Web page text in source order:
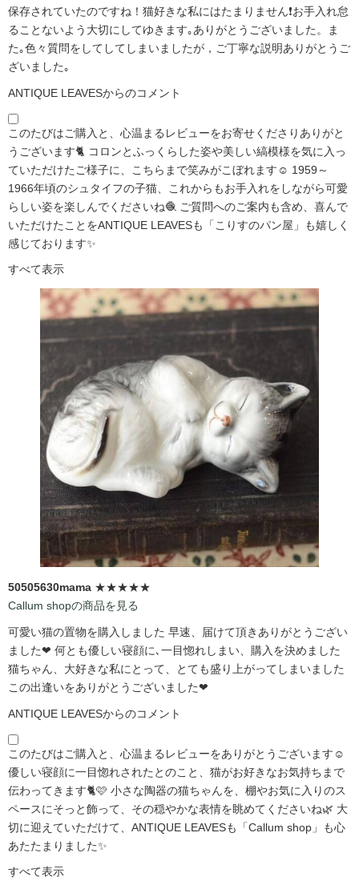
保存されていたのですね！猫好きな私にはたまりません❗️お手入れ怠
ることないよう大切にしてゆきます｡ありがとうございました。ま
た｡色々質問をしてしてしまいましたが，ご丁寧な説明ありがとうご
ざいました｡
ANTIQUE LEAVESからのコメント
このたびはご購入と、心温まるレビューをお寄せくださりありがと
うございます🐈 コロンとふっくらした姿や美しい縞模様を気に入っ
ていただけたご様子に、こちらまで笑みがこぼれます☺️ 1959～
1966年頃のシュタイフの子猫、これからもお手入れをしながら可愛
らしい姿を楽しんでくださいね🧶 ご質問へのご案内も含め、喜んで
いただけたことをANTIQUE LEAVESも「こりすのパン屋」も嬉しく
感じております✨
すべて表示
50505630mama ★★★★★
Callum shopの商品を見る
可愛い猫の置物を購入しました 早速、届けて頂きありがとうござい
ました❤ 何とも優しい寝顔に､一目惚れしまい、購入を決めました
猫ちゃん、大好きな私にとって、とても盛り上がってしまいました
この出逢いをありがとうございました❤
ANTIQUE LEAVESからのコメント
このたびはご購入と、心温まるレビューをありがとうございます☺️
優しい寝顔に一目惚れされたとのこと、猫がお好きなお気持ちまで
伝わってきます🐈🩷 小さな陶器の猫ちゃんを、棚やお気に入りのス
ペースにそっと飾って、その穏やかな表情を眺めてくださいね🌿 大
切に迎えていただけて、ANTIQUE LEAVESも「Callum shop」も心
あたたまりました✨
すべて表示